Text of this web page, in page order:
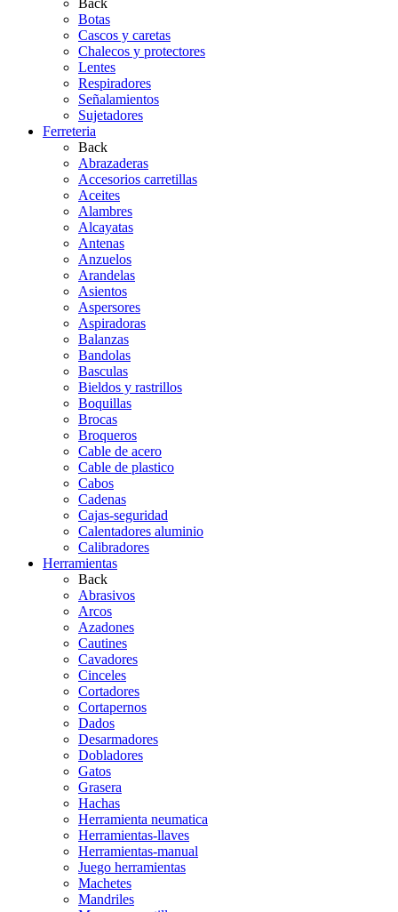
Back
Botas
Cascos y caretas
Chalecos y protectores
Lentes
Respiradores
Señalamientos
Sujetadores
Ferreteria
Back
Abrazaderas
Accesorios carretillas
Aceites
Alambres
Alcayatas
Antenas
Anzuelos
Arandelas
Asientos
Aspersores
Aspiradoras
Balanzas
Bandolas
Basculas
Bieldos y rastrillos
Boquillas
Brocas
Broqueros
Cable de acero
Cable de plastico
Cabos
Cadenas
Cajas-seguridad
Calentadores aluminio
Calibradores
Herramientas
Back
Abrasivos
Arcos
Azadones
Cautines
Cavadores
Cinceles
Cortadores
Cortapernos
Dados
Desarmadores
Dobladores
Gatos
Grasera
Hachas
Herramienta neumatica
Herramientas-llaves
Herramientas-manual
Juego herramientas
Machetes
Mandriles